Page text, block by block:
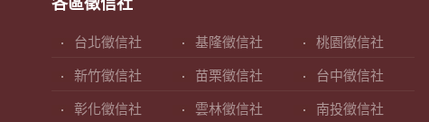
各區徵信社
台北徵信社 基隆徵信社 桃園徵信社
新竹徵信社 苗栗徵信社 台中徵信社
彰化徵信社 雲林徵信社 南投徵信社